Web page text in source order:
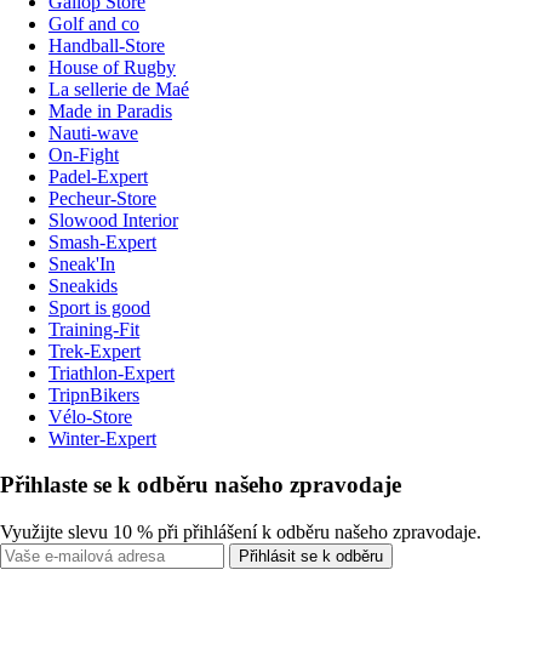
Golf and co
Handball-Store
House of Rugby
La sellerie de Maé
Made in Paradis
Nauti-wave
On-Fight
Padel-Expert
Pecheur-Store
Slowood Interior
Smash-Expert
Sneak'In
Sneakids
Sport is good
Training-Fit
Trek-Expert
Triathlon-Expert
TripnBikers
Vélo-Store
Winter-Expert
Přihlaste se k odběru našeho zpravodaje
Využijte slevu 10 % při přihlášení k odběru našeho zpravodaje.
Přihlásit se k odběru